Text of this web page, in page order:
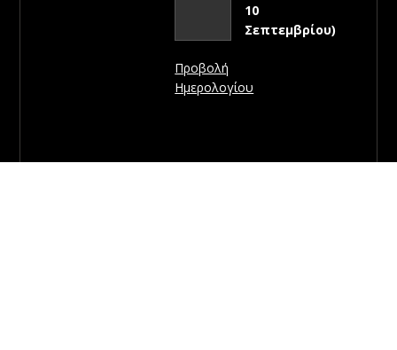
10
Σεπτεμβρίου)